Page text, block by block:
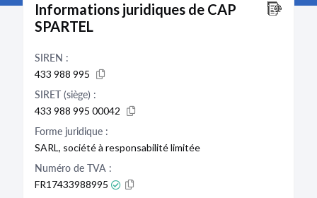
Informations juridiques de CAP
SPARTEL
SIREN :
433 988 995
SIRET (siège) :
433 988 995 00042
Forme juridique :
SARL, société à responsabilité limitée
Numéro de TVA :
FR17433988995